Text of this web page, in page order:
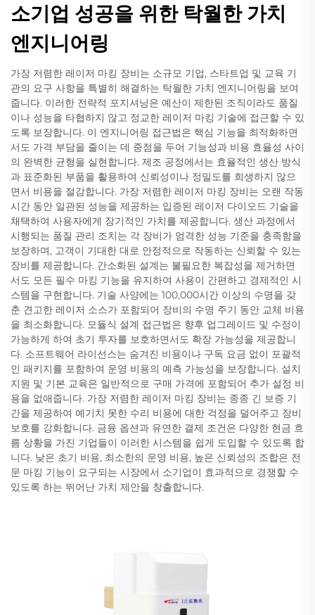
소기업 성공을 위한 탁월한 가치
엔지니어링
가장 저렴한 레이저 마킹 장비는 소규모 기업, 스타트업 및 교육 기
관의 요구 사항을 특별히 해결하는 탁월한 가치 엔지니어링을 보여
줍니다. 이러한 전략적 포지셔닝은 예산이 제한된 조직이라도 품질
이나 성능을 타협하지 않고 정교한 레이저 마킹 기술에 접근할 수 있
도록 보장합니다. 이 엔지니어링 접근법은 핵심 기능을 최적화하면
서도 가격 부담을 줄이는 데 중점을 두어 기능성과 비용 효율성 사이
의 완벽한 균형을 실현합니다. 제조 공정에서는 효율적인 생산 방식
과 표준화된 부품을 활용하여 신뢰성이나 정밀도를 희생하지 않으
면서 비용을 절감합니다. 가장 저렴한 레이저 마킹 장비는 오랜 작동
시간 동안 일관된 성능을 제공하는 입증된 레이저 다이오드 기술을
채택하여 사용자에게 장기적인 가치를 제공합니다. 생산 과정에서
시행되는 품질 관리 조치는 각 장비가 엄격한 성능 기준을 충족함을
보장하며, 고객이 기대한 대로 안정적으로 작동하는 신뢰할 수 있는
장비를 제공합니다. 간소화된 설계는 불필요한 복잡성을 제거하면
서도 모든 필수 마킹 기능을 유지하여 사용이 간편하고 경제적인 시
스템을 구현합니다. 기술 사양에는 100,000시간 이상의 수명을 갖
춘 견고한 레이저 소스가 포함되어 장비의 수명 주기 동안 교체 비용
을 최소화합니다. 모듈식 설계 접근법은 향후 업그레이드 및 수정이
가능하게 하여 초기 투자를 보호하면서도 확장 가능성을 제공합니
다. 소프트웨어 라이선스는 숨겨진 비용이나 구독 요금 없이 포괄적
인 패키지를 포함하여 운영 비용의 예측 가능성을 보장합니다. 설치
지원 및 기본 교육은 일반적으로 구매 가격에 포함되어 추가 설정 비
용을 없애줍니다. 가장 저렴한 레이저 마킹 장비는 종종 긴 보증 기
간을 제공하여 예기치 못한 수리 비용에 대한 걱정을 덜어주고 장비
보호를 강화합니다. 금융 옵션과 유연한 결제 조건은 다양한 현금 흐
름 상황을 가진 기업들이 이러한 시스템을 쉽게 도입할 수 있도록 합
니다. 낮은 초기 비용, 최소한의 운영 비용, 높은 신뢰성의 조합은 전
문 마킹 기능이 요구되는 시장에서 소기업이 효과적으로 경쟁할 수
있도록 하는 뛰어난 가치 제안을 창출합니다.